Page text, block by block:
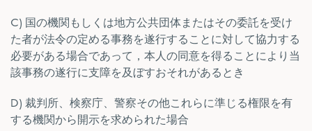
C) 国の機関もしくは地方公共団体またはその委託を受け
た者が法令の定める事務を遂行することに対して協力する
必要がある場合であって，本人の同意を得ることにより当
該事務の遂行に支障を及ぼすおそれがあるとき
D) 裁判所、検察庁、警察その他これらに準じる権限を有
する機関から開示を求められた場合